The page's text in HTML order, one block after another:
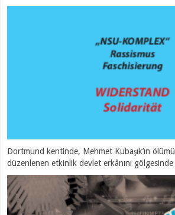
Dortmund kentinde, Mehmet Kubaşık’ın
düzenlenen etkinlik devlet erkânını